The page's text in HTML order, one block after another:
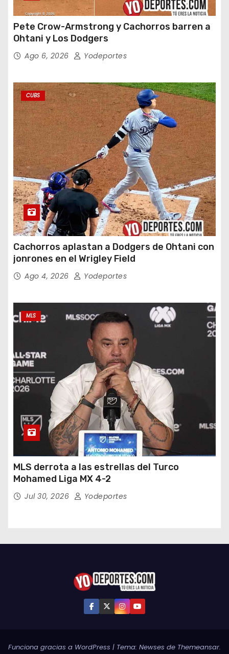
Pete Crow-Armstrong y Cachorros barren a
Ohtani y Los Dodgers
Ago 6, 2026 Yodeportes
CUBS
Cachorros aplastan a Dodgers de Ohtani con
jonrones en el Wrigley Field
Ago 4, 2026 Yodeportes
MLS
MLS derrota a las estrellas del Turco
Mohamed Liga MX 4-2
Jul 30, 2026 Yodeportes
Funciona gracias a WordPress | Tema: Newses de Themeansar.